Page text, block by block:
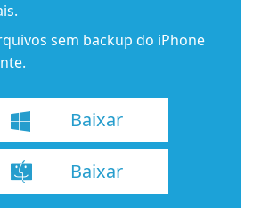
sem backup do iPhone
Baixar
Baixar